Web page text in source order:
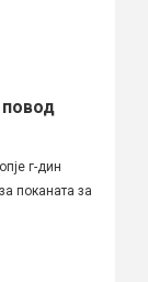
г-дин
поканата за